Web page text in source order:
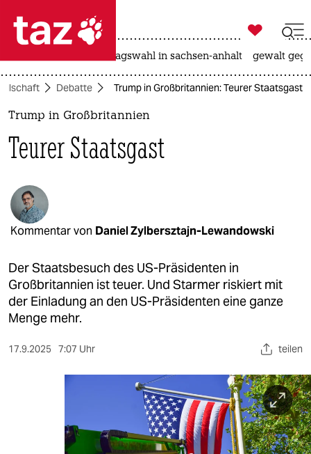
 taz zahl ich
taz zahl ich
themen
politik
öko
gesellschaft
sport
berlin
nord
wahrheit

taz zahl ich
landtagswahl in sachsen-anhalt gewalt
Debatte Trump in Großbritannien: Teurer Staatsgast
Trump in Großbritannien
Teurer Staatsgast
Kommentar von Daniel Zylbersztajn-Lewandowski
Der Staatsbesuch des US-Präsidenten in
Großbritannien ist teuer. Und Starmer riskiert mit
der Einladung an den US-Präsidenten eine ganze
Menge mehr.
17.9.2025 7:07 Uhr teilen